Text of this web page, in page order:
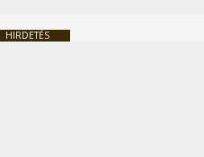
HIRDETÉS